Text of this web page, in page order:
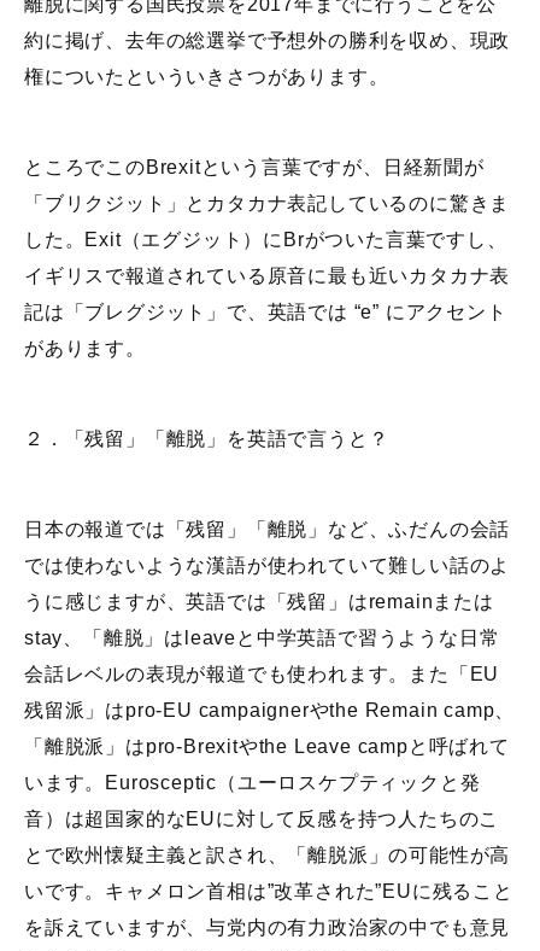
約に掲げ、去年の総選挙で予想外の勝利を収め、現政
権についたといういきさつがあります。
ところでこのBrexitという言葉ですが、日経新聞が
「ブリクジット」とカタカナ表記しているのに驚きま
した。Exit（エグジット）にBrがついた言葉ですし、
イギリスで報道されている原音に最も近いカタカナ表
記は「ブレグジット」で、英語では “e” にアクセント
があります。
２．「残留」「離脱」を英語で言うと？
日本の報道では「残留」「離脱」など、ふだんの会話
では使わないような漢語が使われていて難しい話のよ
うに感じますが、英語では「残留」はremainまたは
stay、「離脱」はleaveと中学英語で習うような日常
会話レベルの表現が報道でも使われます。また「EU
残留派」はpro-EU campaignerやthe Remain camp、
「離脱派」はpro-Brexitやthe Leave campと呼ばれて
います。Eurosceptic（ユーロスケプティックと発
音）は超国家的なEUに対して反感を持つ人たちのこ
とで欧州懐疑主義と訳され、「離脱派」の可能性が高
いです。キャメロン首相は”改革された”EUに残ること
を訴えていますが、与党内の有力政治家の中でも意見